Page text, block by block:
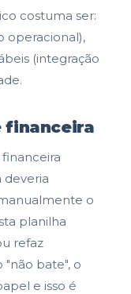
costuma ser:
operacional),
(integração
financeira
deveria
o
planilha
refaz
bate", o
e isso é